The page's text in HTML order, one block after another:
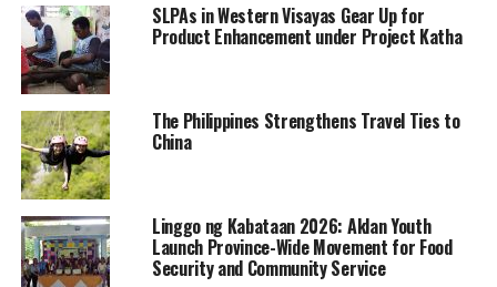
SLPAs in Western Visayas Gear Up for
Product Enhancement under Project Katha
The Philippines Strengthens Travel Ties to
China
Linggo ng Kabataan 2026: Aklan Youth
Launch Province-Wide Movement for Food
Security and Community Service